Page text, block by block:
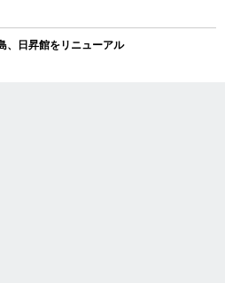
日昇館をリニューアル